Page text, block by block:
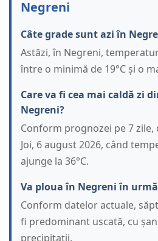
Negreni
Câte grade sunt azi în
Astăzi, în Negreni,
între o minimă de 19°C și o
Care va fi cea mai caldă zi
Negreni?
Conform prognozei pe 7 zile,
Joi, 6 august 2026, când
ajunge la 36°C.
Va ploua în Negreni în
Conform datelor actuale,
fi predominant uscată, cu
precipitații.